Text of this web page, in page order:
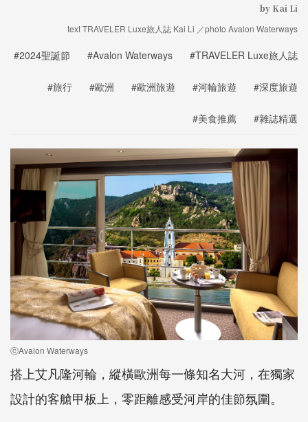
by Kai Li
text TRAVELER Luxe旅人誌 Kai Li ／photo Avalon Waterways
#2024聖誕節 #Avalon Waterways #TRAVELER Luxe旅人誌
#旅行 #歐洲 #歐洲旅遊 #河輪旅遊 #深度旅遊
#美食推薦 #雜誌精選
ⓒAvalon Waterways
搭上艾凡隆河輪，縱橫歐洲每一條知名大河，在獨家
設計的客艙甲板上，零距離感受河岸的佳節氛圍。